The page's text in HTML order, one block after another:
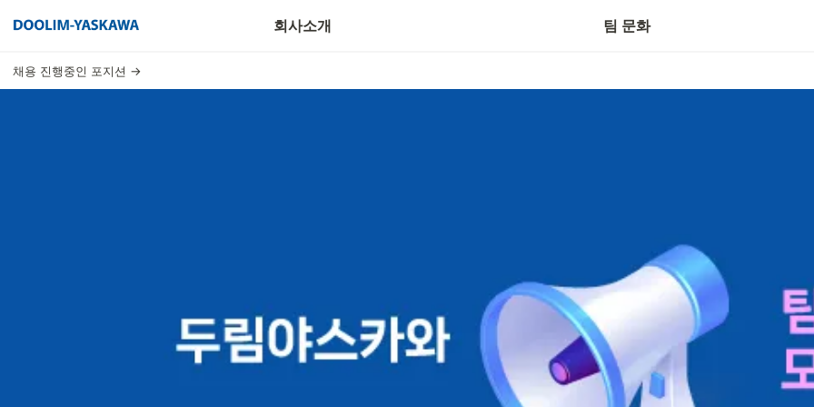
회사소개 팀 문화
채용 진행중인 포지션 →
회사 위치 DY 아카데미(채용 연계)